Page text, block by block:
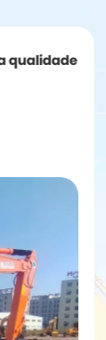
qualidade